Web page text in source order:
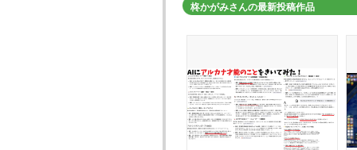
柊かがみさんの最新投稿作品